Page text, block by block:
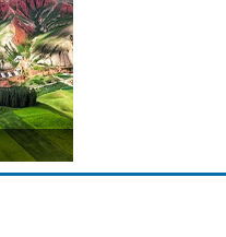
走进青